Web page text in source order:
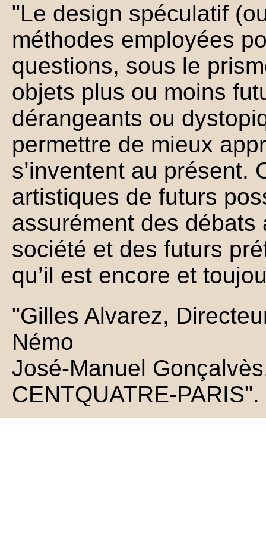
"Le design spéculatif
méthodes employées
questions, sous le
objets plus ou moins
dérangeants ou
permettre de mieux
s’inventent au présent.
artistiques de futurs
assurément des
société et des futurs
qu’il est encore et
"Gilles Alvarez,
Némo
José-Manuel
CENTQUATRE-PARIS".